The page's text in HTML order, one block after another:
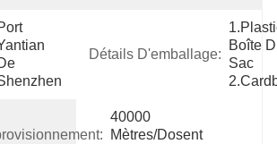
Détails D'emballage:
Boîte
Sac
40000
Mètres/dosent